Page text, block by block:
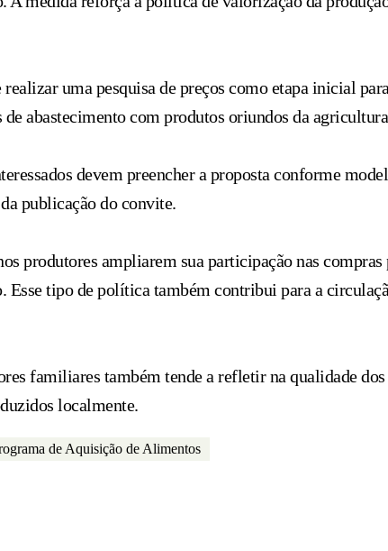
uma pesquisa de preços como etapa inicial
abastecimento com produtos oriundos da
devem preencher a proposta conforme
publicação do convite.
produtores ampliarem sua participação nas
tipo de política também contribui para a
familiares também tende a refletir na qualidade
localmente.
de Aquisição de Alimentos